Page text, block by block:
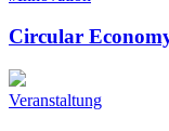
Circular
Veranstaltung